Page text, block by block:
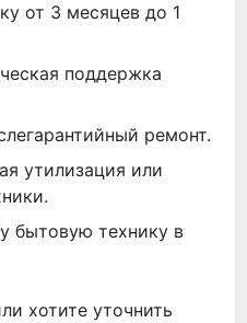
от 3 месяцев до 1
поддержка
ремонт.
утилизация или
бытовую технику в
хотите уточнить